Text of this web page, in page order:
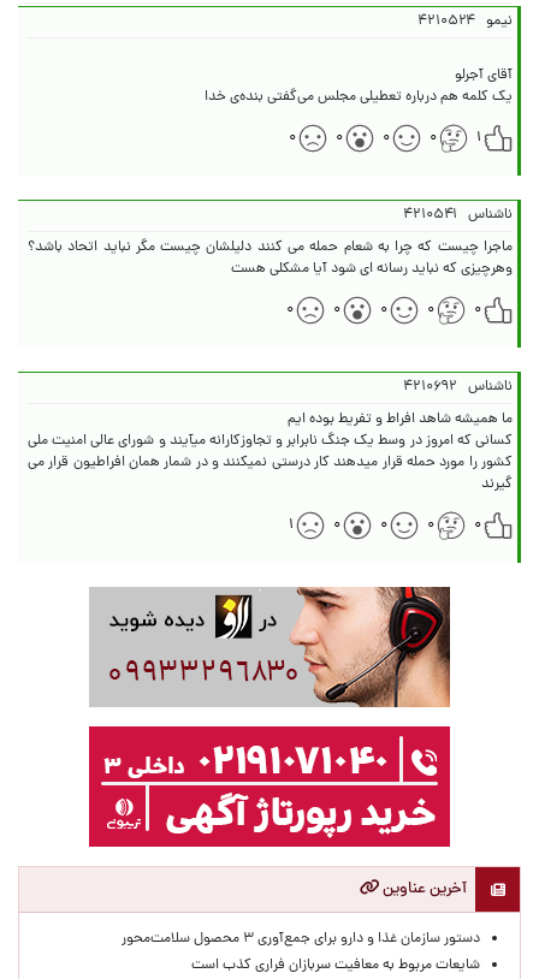
نیمو ۴۲۱۰۵۲۴
یک کلمه هم درباره تعطیلی مجلس می‌گفتی بنده‌ی خدا
۱
۰ ۰ ۰ ۰
ناشناس ۴۲۱۰۵۴۱
ماجرا چیست که چرا به شعام حمله می کنند دلیلشان چیست مگر نباید اتحاد باشد؟
وهرچیزی که نباید رسانه ای شود آیا مشکلی هست
۰
۰ ۰ ۰ ۰
ناشناس ۴۲۱۰۶۹۲
کسانی که امروز در وسط یک جنگ نابرابر و تجاوزکارانه میآیند و شورای عالی امنیت ملی
کشور را مورد حمله قرار میدهند کار درستی نمیکنند و در شمار همان افراطیون قرار می
گیرند
۰
۰ ۰ ۰ ۱
آخرین عناوین
دستور سازمان غذا و دارو برای جمع‌آوری ۳ محصول سلامت‌محور
شایعات مربوط به معافیت سربازان فراری کذب است